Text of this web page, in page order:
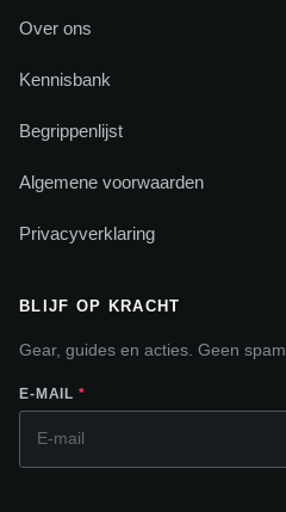
Over ons
Kennisbank
Begrippenlijst
Algemene voorwaarden
Privacyverklaring
BLIJF OP KRACHT
Gear, guides en acties. Geen spam.
E-MAIL *